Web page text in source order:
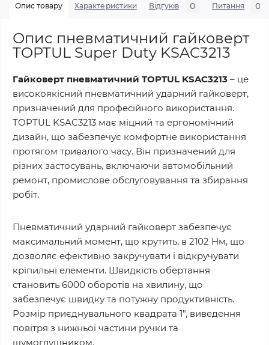
Опис товару Характеристики Відгуків 0 Питання 0
Опис пневматичний гайковерт
TOPTUL Super Duty KSAC3213
Гайковерт пневматичний TOPTUL KSAC3213 – це
високоякісний пневматичний ударний гайковерт,
призначений для професійного використання.
TOPTUL KSAC3213 має міцний та ергономічний
дизайн, що забезпечує комфортне використання
протягом тривалого часу. Він призначений для
різних застосувань, включаючи автомобільний
ремонт, промислове обслуговування та збирання
робіт.
Пневматичний ударний гайковерт забезпечує
максимальний момент, що крутить, в 2102 Нм, що
дозволяє ефективно закручувати і відкручувати
кріпильні елементи. Швидкість обертання
становить 6000 оборотів на хвилину, що
забезпечує швидку та потужну продуктивність.
Розмір приєднувального квадрата 1", виведення
повітря з нижньої частини ручки та
шумоглушником.